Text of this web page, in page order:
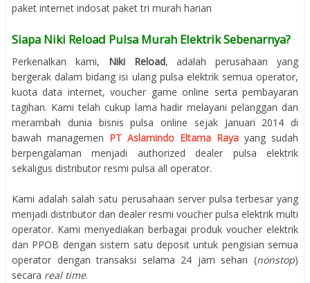
paket internet indosat paket tri murah harian
Siapa Niki Reload Pulsa Murah Elektrik Sebenarnya?
Perkenalkan kami, Niki Reload, adalah perusahaan yang
bergerak dalam bidang isi ulang pulsa elektrik semua operator,
kuota data internet, voucher game online serta pembayaran
tagihan. Kami telah cukup lama hadir melayani pelanggan dan
merambah dunia bisnis pulsa online sejak Januari 2014 di
bawah managemen PT Aslamindo Eltama Raya yang sudah
berpengalaman menjadi authorized dealer pulsa elektrik
sekaligus distributor resmi pulsa all operator.
Kami adalah salah satu perusahaan server pulsa terbesar yang
menjadi distributor dan dealer resmi voucher pulsa elektrik multi
operator. Kami menyediakan berbagai produk voucher elektrik
dan PPOB dengan sistem satu deposit untuk pengisian semua
operator dengan transaksi selama 24 jam sehari (nonstop)
secara real time.